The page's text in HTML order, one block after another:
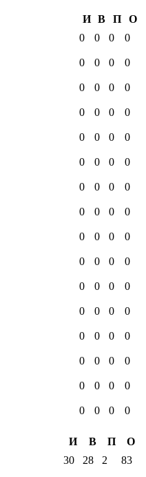
И В П
О
0 0 0 0
0 0 0 0
0 0 0 0
0 0 0 0
0 0 0 0
0 0 0 0
0 0 0 0
0 0 0 0
0 0 0 0
0 0 0 0
0 0 0 0
0 0 0 0
0 0 0 0
0 0 0 0
0 0 0 0
0 0 0
0
И В П
О
30 28 2 83